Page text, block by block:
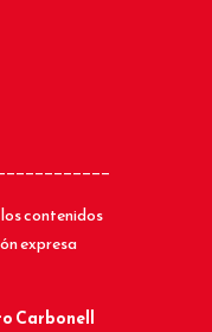
contenidos
expresa
Carbonell